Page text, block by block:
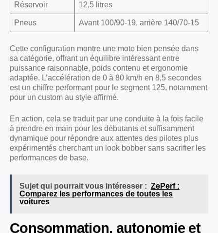
Réservoir 12,5 litres
Pneus Avant 100/90-19, arrière 140/70-15
Cette configuration montre une moto bien pensée dans
sa catégorie, offrant un équilibre intéressant entre
puissance raisonnable, poids contenu et ergonomie
adaptée. L’accélération de 0 à 80 km/h en 8,5 secondes
est un chiffre performant pour le segment 125, notamment
pour un custom au style affirmé.
En action, cela se traduit par une conduite à la fois facile
à prendre en main pour les débutants et suffisamment
dynamique pour répondre aux attentes des pilotes plus
expérimentés cherchant un look bobber sans sacrifier les
performances de base.
Sujet qui pourrait vous intéresser : ZePerf :
Comparez les performances de toutes les
voitures
Consommation, autonomie et